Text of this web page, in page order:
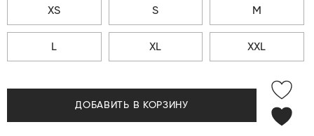
XS S M
L XL XXL
ДОБАВИТЬ В КОРЗИНУ